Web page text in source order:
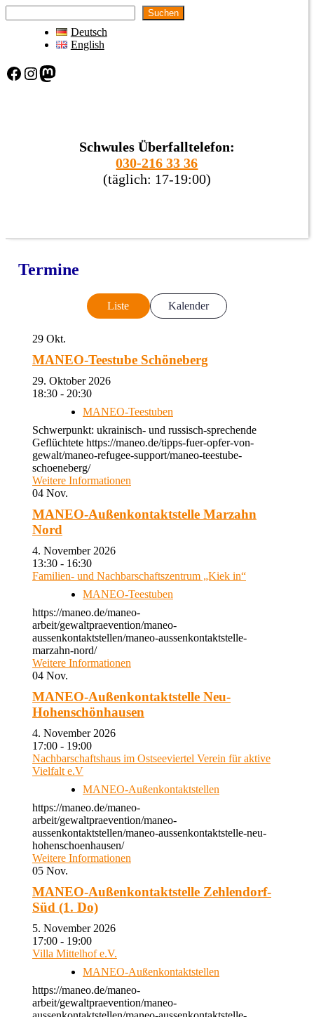
Suchen
Deutsch
English
Facebook Instagram Mastodon
Schwules Überfalltelefon:
030-216 33 36
(täglich: 17-19:00)
Termine
Liste Kalender
29 Okt.
MANEO-Teestube Schöneberg
29. Oktober 2026
18:30 - 20:30
MANEO-Teestuben
Schwerpunkt: ukrainisch- und russisch-sprechende
Geflüchtete https://maneo.de/tipps-fuer-opfer-von-
gewalt/maneo-refugee-support/maneo-teestube-
schoeneberg/
Weitere Informationen
04 Nov.
MANEO-Außenkontaktstelle Marzahn
Nord
4. November 2026
13:30 - 16:30
Familien- und Nachbarschaftszentrum „Kiek in“
MANEO-Teestuben
https://maneo.de/maneo-
arbeit/gewaltpraevention/maneo-
aussenkontaktstellen/maneo-aussenkontaktstelle-
marzahn-nord/
Weitere Informationen
04 Nov.
MANEO-Außenkontaktstelle Neu-
Hohenschönhausen
4. November 2026
17:00 - 19:00
Nachbarschaftshaus im Ostseeviertel Verein für aktive
Vielfalt e.V
MANEO-Außenkontaktstellen
https://maneo.de/maneo-
arbeit/gewaltpraevention/maneo-
aussenkontaktstellen/maneo-aussenkontaktstelle-neu-
hohenschoenhausen/
Weitere Informationen
05 Nov.
MANEO-Außenkontaktstelle Zehlendorf-
Süd (1. Do)
5. November 2026
17:00 - 19:00
Villa Mittelhof e.V.
MANEO-Außenkontaktstellen
https://maneo.de/maneo-
arbeit/gewaltpraevention/maneo-